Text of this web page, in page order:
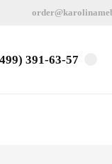
391-63-57